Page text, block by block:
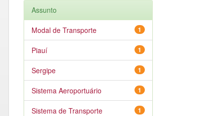
Assunto
1
Modal de Transporte
1
Piauí
1
Sergipe
1
Sistema Aeroportuário
1
Sistema de Transporte